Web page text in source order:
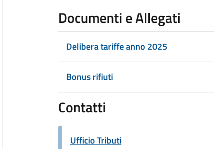
Documenti e Allegati
Delibera tariffe anno 2025
Bonus rifiuti
Contatti
Ufficio Tributi